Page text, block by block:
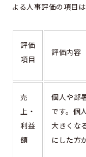
よる人事評価の項目
評価
項目
評価内容
売
上・
利益
額
個人や部
です。個
大きくな
にした方